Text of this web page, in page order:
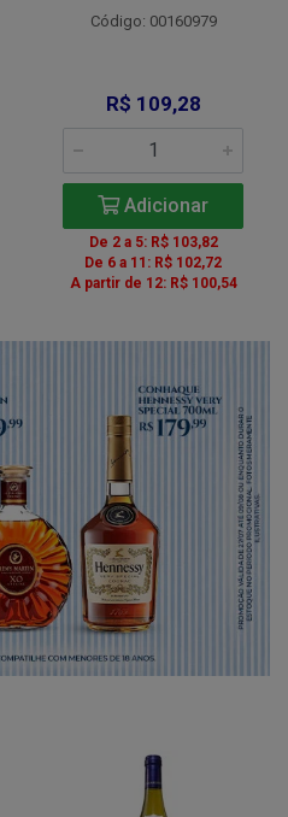
Código: 00160979
R$ 109,28
Adicionar
De 2 a 5: R$ 103,82
De 6 a 11: R$ 102,72
A partir de 12: R$ 100,54